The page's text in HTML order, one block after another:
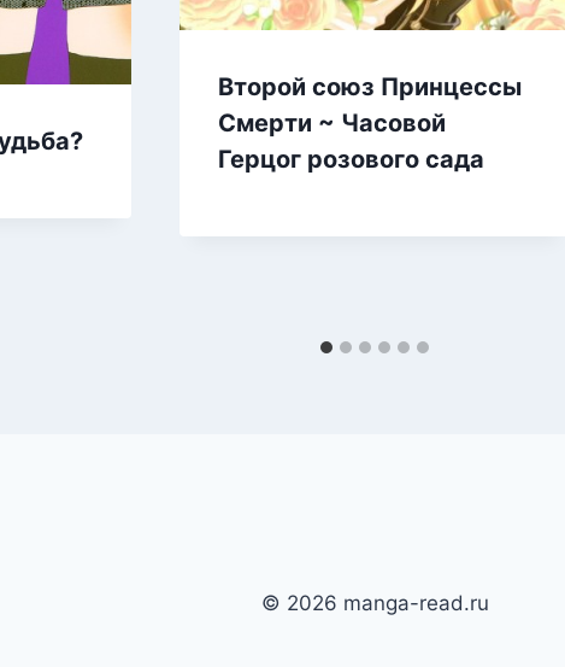
Второй союз Принцессы
Смерти ~ Часовой
Герцог розового сада
© 2026 manga-read.ru